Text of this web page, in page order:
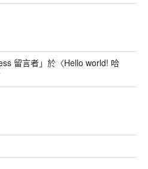
留言者」於〈Hello world! 哈